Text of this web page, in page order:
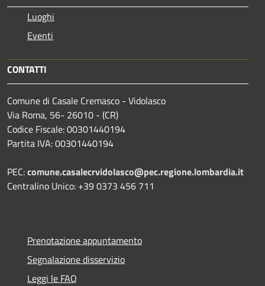
Luoghi
Eventi
CONTATTI
Comune di Casale Cremasco - Vidolasco
Via Roma, 56- 26010 - (CR)
Codice Fiscale: 00301440194
Partita IVA: 00301440194
PEC:comune.casalecrvidolasco@pec.regione.lombardia.it
Centralino Unico: +39 0373 456 711
Prenotazione appuntamento
Segnalazione disservizio
Leggi le FAQ